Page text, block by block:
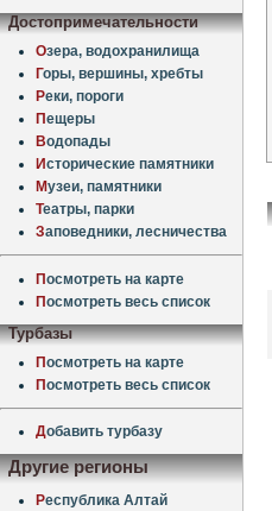
Достопримечательности
Озера, водохранилища
Горы, вершины, хребты
Реки, пороги
Пещеры
Водопады
Исторические памятники
Музеи, памятники
Театры, парки
Заповедники, лесничества
Посмотреть на карте
Посмотреть весь список
Турбазы
Посмотреть на карте
Посмотреть весь список
Добавить турбазу
Другие регионы
Республика Алтай